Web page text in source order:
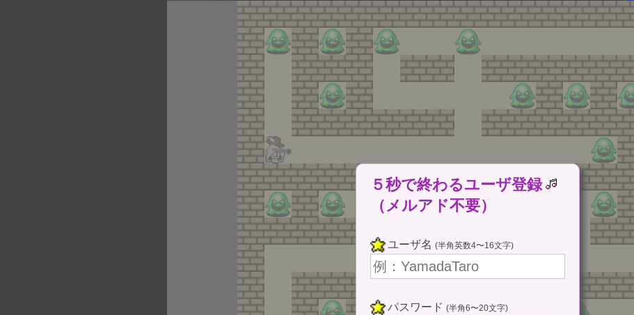
５秒で終わるユーザ登録
（メルアド不要）
ユーザ名 (半角英数4〜16文字)
パスワード (半角6〜20文字)